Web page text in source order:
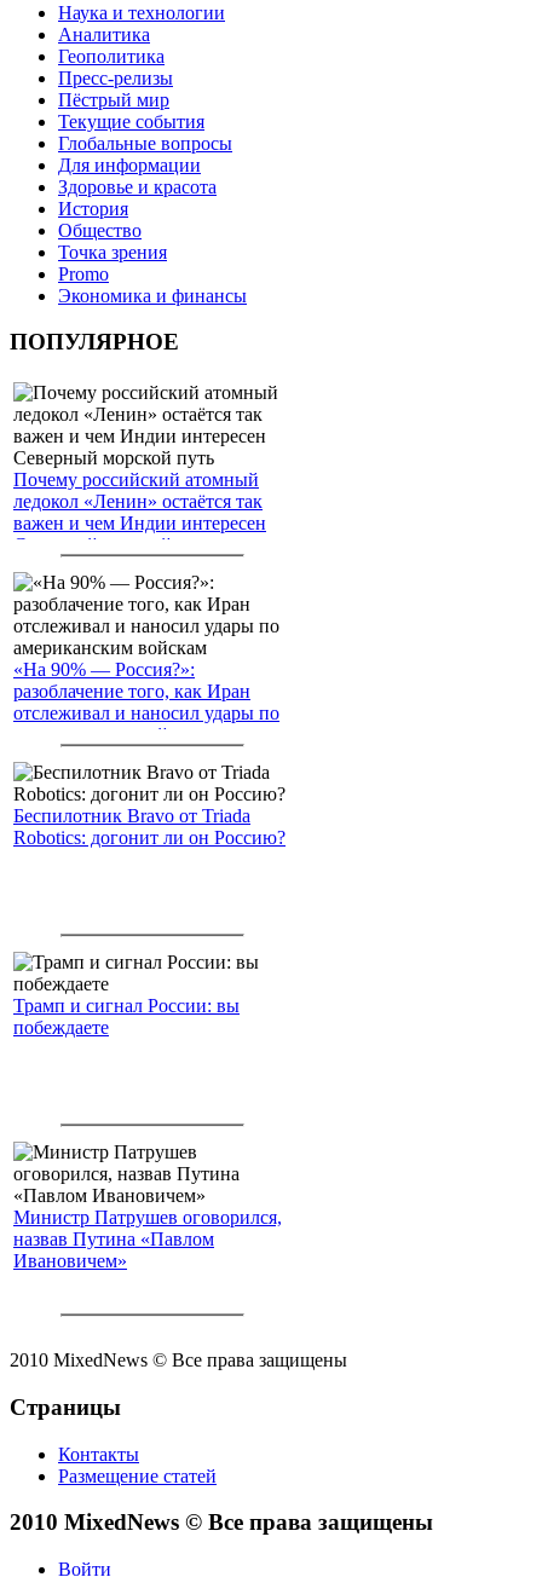
Наука и технологии
Аналитика
Геополитика
Пресс-релизы
Пёстрый мир
Текущие события
Глобальные вопросы
Для информации
Здоровье и красота
История
Общество
Точка зрения
Promo
Экономика и финансы
ПОПУЛЯРНОЕ
Почему российский атомный
ледокол «Ленин» остаётся так
важен и чем Индии интересен
Северный морской путь
«На 90% — Россия?»:
разоблачение того, как Иран
отслеживал и наносил удары по
американским войскам
Беспилотник Bravo от Triada
Robotics: догонит ли он Россию?
Трамп и сигнал России: вы
побеждаете
Министр Патрушев оговорился,
назвав Путина «Павлом
Ивановичем»
2010 MixedNews © Все права защищены
Страницы
Контакты
Размещение статей
2010 MixedNews © Все права защищены
Войти